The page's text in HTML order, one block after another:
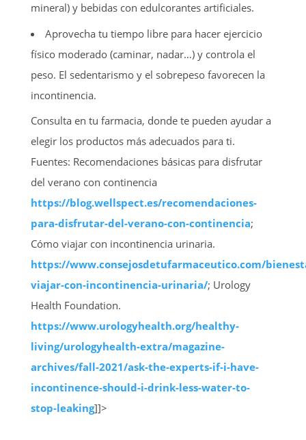
mineral) y bebidas con edulcorantes artificiales.
Aprovecha tu tiempo libre para hacer ejercicio
físico moderado (caminar, nadar…) y controla el
peso. El sedentarismo y el sobrepeso favorecen la
incontinencia.
Consulta en tu farmacia, donde te pueden ayudar a
elegir los productos más adecuados para ti.
Fuentes: Recomendaciones básicas para disfrutar
del verano con continencia
https://blog.wellspect.es/recomendaciones-
para-disfrutar-del-verano-con-continencia;
Cómo viajar con incontinencia urinaria.
https://www.consejosdetufarmaceutico.com/
viajar-con-incontinencia-urinaria/; Urology
Health Foundation.
https://www.urologyhealth.org/healthy-
living/urologyhealth-extra/magazine-
archives/fall-2021/ask-the-experts-if-i-have-
incontinence-should-i-drink-less-water-to-
stop-leaking]]>